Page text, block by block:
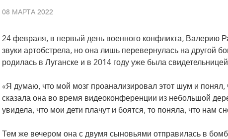
08 МАРТА 2022
24 февраля, в первый день военного конфликта, Валерию
звуки артобстрела, но она лишь перевернулась на другой
родилась в Луганске и в 2014 году уже была
«Я думаю, что мой мозг проанализировал этот шум и
сказала она во время видеоконференции из небольшой
увидела, что мои дети плачут и боятся, то поняла, что нам
Тем же вечером она с двумя сыновьями отправилась в